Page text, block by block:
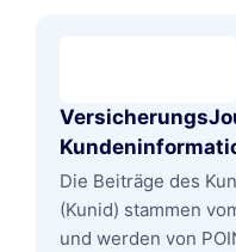
Die Beiträge des
(Kunid) stammen
und werden von